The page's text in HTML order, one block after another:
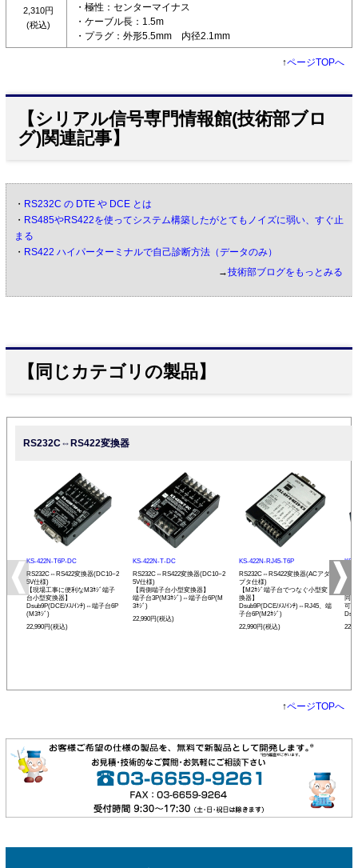
2,310円
(税込)
・極性：センターマイナス
・ケーブル長：1.5m
・プラグ：外形5.5mm 内径2.1mm
↑ページTOPへ
【シリアル信号専門情報館(技術部ブロ
グ)関連記事】
・ RS232C の DTE や DCE とは
・ RS485やRS422を使ってシステム構築したがとてもノイズに弱い、すぐ止
まる
・ RS422 ハイパーターミナルで自己診断方法（データのみ）
→技術部ブログをもっとみる
【同じカテゴリの製品】
RS232C⇔RS422変換器
KS-422N-T6P-DC
RS232C⇔RS422変換器(DC10~2
5V仕様)
【現場工事に便利なM3ﾈｼﾞ端子
台小型変換器】
Dsub9P(DCE/ﾒｽ/ｲﾝﾁ)⇔端子台6P
(M3ﾈｼﾞ)
22,990円(税込)
KS-422N-T-DC
RS232C⇔RS422変換器(DC10~2
5V仕様)
【両側端子台小型変換器】
端子台3P(M3ﾈｼﾞ)⇔端子台6P(M
3ﾈｼﾞ)
22,990円(税込)
KS-422N-RJ45-T6P
RS232C⇔RS422変換器(ACアダ
プタ仕様)
【M2ﾈｼﾞ端子台でつなぐ小型変
換器】
Dsub9P(DCE/ﾒｽ/ｲﾝﾁ)⇔RJ45、端
子台6P(M2ﾈｼﾞ)
22,990円(税込)
KS-
プ
同
可
↑ページTOPへ